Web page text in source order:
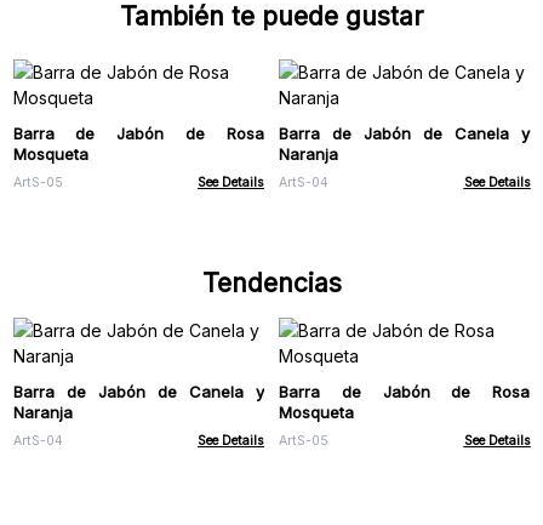
También te puede gustar
Barra de Jabón de Rosa
Mosqueta
ArtS-05 See Details
Barra de Jabón de Canela y
Naranja
ArtS-04 See Details
Tendencias
Barra de Jabón de Canela y
Naranja
ArtS-04 See Details
Barra de Jabón de Rosa
Mosqueta
ArtS-05 See Details